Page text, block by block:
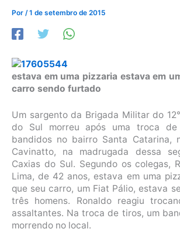
Por /1 de setembro de 2015
estava em uma pizzaria estava em
carro sendo furtado
Um sargento da Brigada Militar do
do Sul morreu após uma troca
bandidos no bairro Santa Catarina,
Cavinatto, na madrugada dessa
Caxias do Sul. Segundo os colegas,
Lima, de 42 anos, estava em uma
que seu carro, um Fiat Pálio, estava
três homens. Ronaldo reagiu
assaltantes. Na troca de tiros, um
morrendo no local.